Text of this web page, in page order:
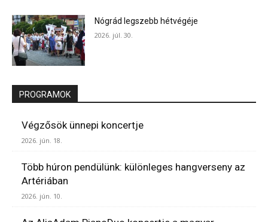
Nógrád legszebb hétvégéje
2026. júl. 30.
PROGRAMOK
Végzősök ünnepi koncertje
2026. jún. 18.
Több húron pendülünk: különleges hangverseny az
Artériában
2026. jún. 10.